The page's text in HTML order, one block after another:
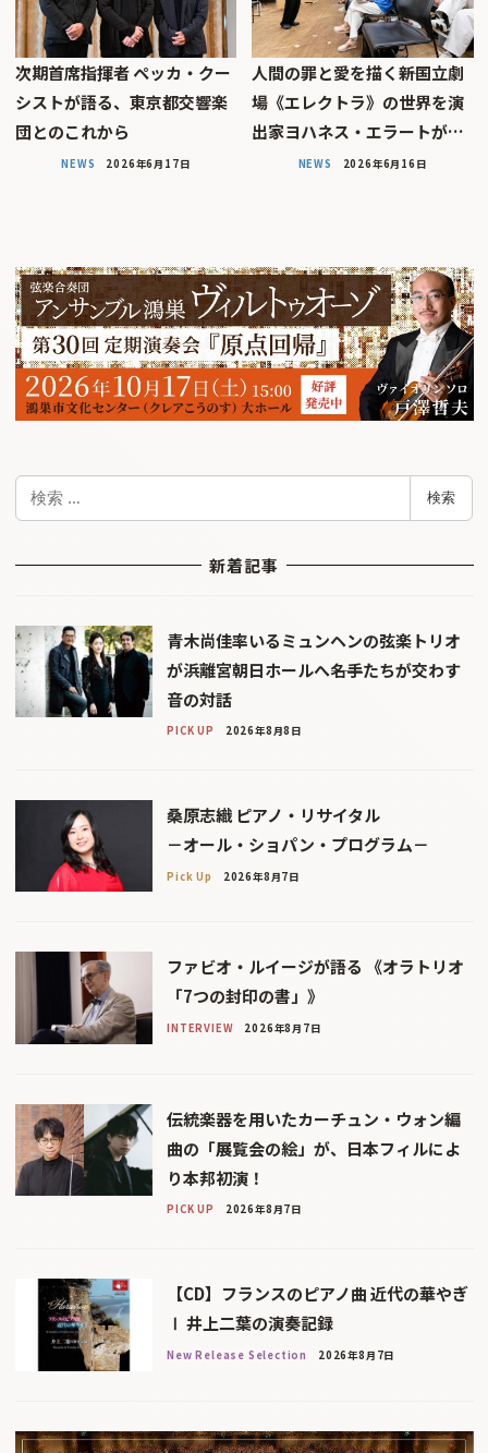
次期首席指揮者 ペッカ・クー
シストが語る、東京都交響楽
団とのこれから
NEWS 2026年6月17日
人間の罪と愛を描く――新国立劇
場《エレクトラ》の世界を演
出家ヨハネス・エラートが…
NEWS 2026年6月16日
検
検索
新着記事
青木尚佳率いるミュンヘンの弦楽トリオ
が浜離宮朝日ホールへ――名手たちが交わす
音の対話
PICK UP 2026年8月8日
桑原志織 ピアノ・リサイタル
－オール・ショパン・プログラム－
Pick Up 2026年8月7日
ファビオ・ルイージが語る 《オラトリオ
「7つの封印の書」》
INTERVIEW 2026年8月7日
伝統楽器を用いたカーチュン・ウォン編
曲の「展覧会の絵」が、日本フィルによ
り本邦初演！
PICK UP 2026年8月7日
【CD】フランスのピアノ曲 近代の華やぎ
Ⅰ 井上二葉の演奏記録
New Release Selection 2026年8月7日